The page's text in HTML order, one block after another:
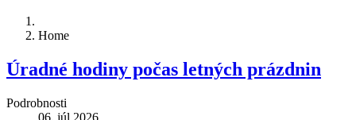
Home
Úradné hodiny počas letných prázdnin
Podrobnosti
06. júl 2026